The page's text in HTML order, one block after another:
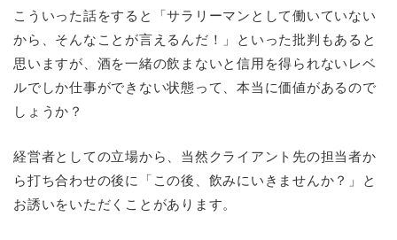
こういった話をすると「サラリーマンとして働いていない
から、そんなことが言えるんだ！」といった批判もあると
思いますが、酒を一緒の飲まないと信用を得られないレベ
ルでしか仕事ができない状態って、本当に価値があるので
しょうか？
経営者としての立場から、当然クライアント先の担当者か
ら打ち合わせの後に「この後、飲みにいきませんか？」と
お誘いをいただくことがあります。